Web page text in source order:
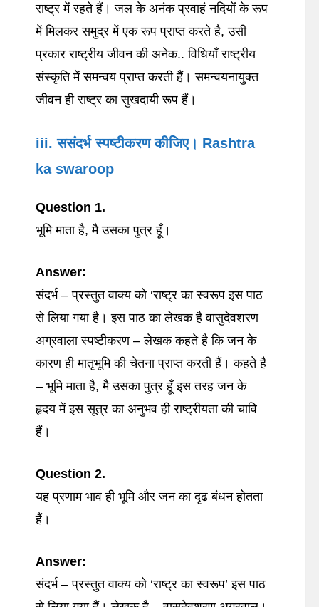
राष्ट्र में रहते हैं। जल के अनंक प्रवाहं नदियों के रूप
में मिलकर समुद्र में एक रूप प्राप्त करते है, उसी
प्रकार राष्ट्रीय जीवन की अनेक.. विधियाँ राष्ट्रीय
संस्कृति में समन्वय प्राप्त करती हैं। समन्वयनायुक्त
जीवन ही राष्ट्र का सुखदायी रूप हैं।
iii. ससंदर्भ स्पष्टीकरण कीजिए। Rashtra
ka swaroop
Question 1.
भूमि माता है, मै उसका पुत्र हूँ।
Answer:
संदर्भ – प्रस्तुत वाक्य को ‘राष्ट्र का स्वरूप इस पाठ
से लिया गया है। इस पाठ का लेखक है वासुदेवशरण
अग्रवाला स्पष्टीकरण – लेखक कहते है कि जन के
कारण ही मातृभूमि की चेतना प्राप्त करती हैं। कहते है
– भूमि माता है, मै उसका पुत्र हूँ इस तरह जन के
हृदय में इस सूत्र का अनुभव ही राष्ट्रीयता की चावि
हैं।
Question 2.
यह प्रणाम भाव ही भूमि और जन का दृढ बंधन होतता
हैं।
Answer:
संदर्भ – प्रस्तुत वाक्य को ‘राष्ट्र का स्वरूप’ इस पाठ